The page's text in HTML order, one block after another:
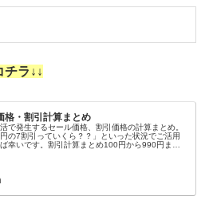
チラ↓↓
格・割引計算まとめ
で発生するセール価格、割引価格の計算まとめ。
円の7割引っていくら？？」といった状況でご活用
幸いです。割引計算まとめ100円から990円まで